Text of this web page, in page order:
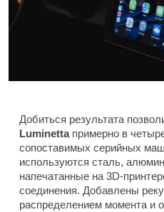
Добиться результата
Luminettaпримерно в
сопоставимых серийных
используются сталь,
напечатанные на 3D-
соединения. Добавлены
распределением момента и